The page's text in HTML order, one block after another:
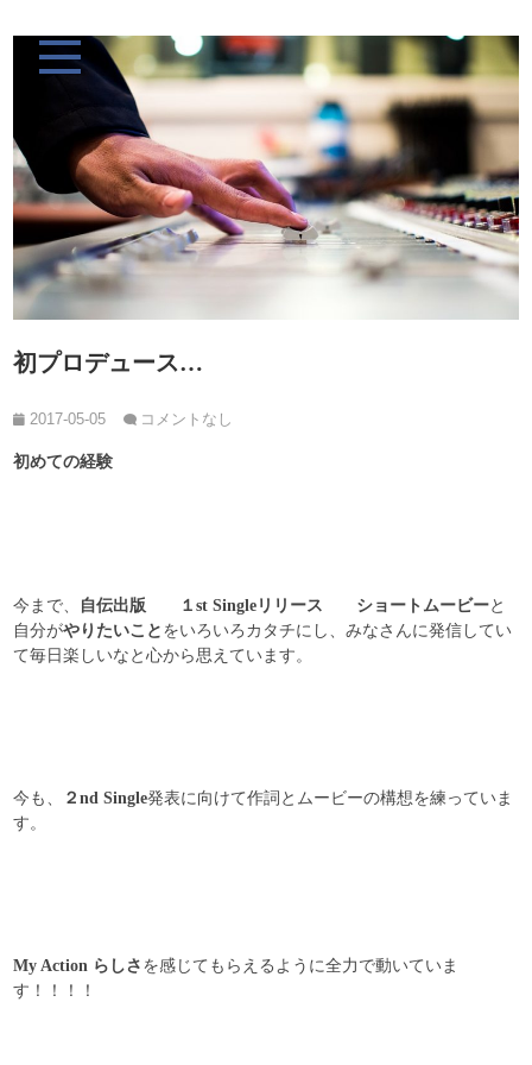
初プロデュース…
2017-05-05 コメントなし
初めての経験
今まで、 自伝出版 １st Singleリリース ショートムービーと
自分がやりたいこと をいろいろカタチにし、みなさんに発信してい
て毎日楽しいなと心から思えています。
今も、 ２nd Single発表に向けて作詞とムービーの構想を練っていま
す。
My Action らしさ を感じてもらえるように全力で動いていま
す！！！！